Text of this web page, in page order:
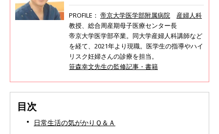
PROFILE： 帝京大学医学部附属病院
産婦人科
教授、総合周産期母子医療センター長
帝京大学医学部卒業。同大学産婦人科講師など
を経て、2021年より現職。医学生の指導やハイ
リスク妊婦さんの診療を担当。
笹森幸文先生の監修記事・書籍
目次
日常生活の気がかりＱ＆Ａ